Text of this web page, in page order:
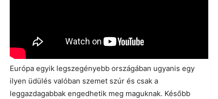
Európa egyik legszegényebb országában ugyanis egy
ilyen üdülés valóban szemet szúr és csak a
leggazdagabbak engedhetik meg maguknak. Később